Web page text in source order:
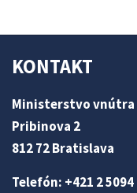
KONTAKT
Ministerstvo vnútra
Pribinova 2
812 72 Bratislava
Telefón: +421 2 5094